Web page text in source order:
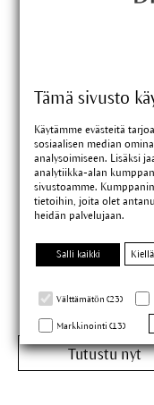
Tämä sivusto
Käytämme evästeitä
sosiaalisen median
analysoimiseen. Lisäksi
analytiikka-alan
sivustoamme.
tietoihin, joita olet
heidän palvelujaan.
Salli kaikki Kiellä
Välttämätön (23)
Markkinointi (13)
Poskipuna
Tutustu nyt